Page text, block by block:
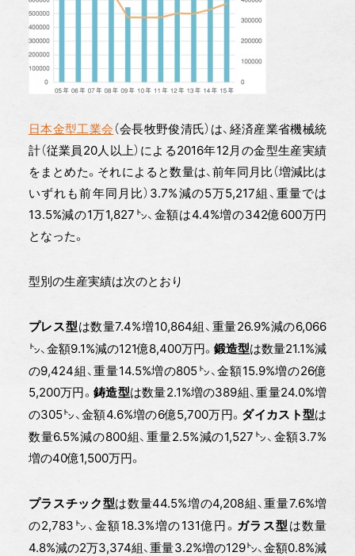
日本金型工業会 （会長牧野俊清氏）は、経済産業省機械統
計（従業員20人以上）による2016年12月の金型生産実績
をまとめた。それによると数量は、前年同月比（増減比は
いずれも前年同月比）3.7%減の5万5,217組、重量では
13.5%減の1万1,827㌧、金額は4.4%増の342億600万円
となった。
型別の生産実績は次のとおり
プレス型は数量7.4%増10,864組、重量26.9%減の6,066
㌧、金額9.1%減の121億8,400万円。鍛造型は数量21.1%減
の9,424組、重量14.5%増の805㌧、金額15.9%増の26億
5,200万円。 鋳造型は数量2.1%増の389組、重量24.0%増
の305㌧、金額4.6%増の6億5,700万円。 ダイカスト型は
数量6.5%減の800組、重量2.5%減の1,527㌧、金額3.7%
増の40億1,500万円。
プラスチック型は数量44.5%増の4,208組、重量7.6%増
の2,783㌧、金額18.3%増の131億円。 ガラス型 は数量
4.8%減の2万3,374組、重量3.2%増の129㌧、金額0.8%減